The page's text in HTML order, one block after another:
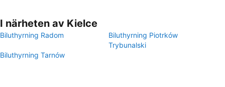
I närheten av Kielce
Biluthyrning Radom
Biluthyrning Piotrków
Trybunalski
Biluthyrning Tarnów